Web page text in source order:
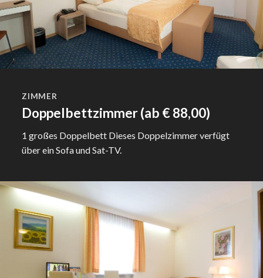
ZIMMER
Doppelbettzimmer (ab € 88,00)
1 großes Doppelbett Dieses Doppelzimmer verfügt
über ein Sofa und Sat-TV.